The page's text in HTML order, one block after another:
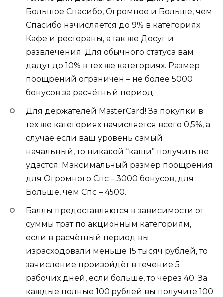
Большое Спасибо, Огромное и Больше, чем
Спасибо начисляется до 9% в категориях
Кафе и рестораны, а так же Досуг и
развлечения. Для обычного статуса вам
дадут до 10% в тех же категориях. Размер
поощрений ограничен – не более 5000
бонусов за расчётный период.
Для держателей MasterCard!За покупки в
тех же категориях начисляется всего 0,5%, а
случае если ваш уровень самый
начальный, то никакой “каши” получить не
удастся. Максимальный размер поощрения
для Огромного Спс – 3000 бонусов, для
Больше, чем Спс – 4500.
Баллы предоставляются в зависимости от
суммы трат по акционным категориям,
если в расчётный период вы
израсходовали меньше 15 тысяч рублей, то
зачисление произойдёт в течение 5
рабочих дней, если больше, то через 40. За
каждые полные 100 рублей вы получите 100